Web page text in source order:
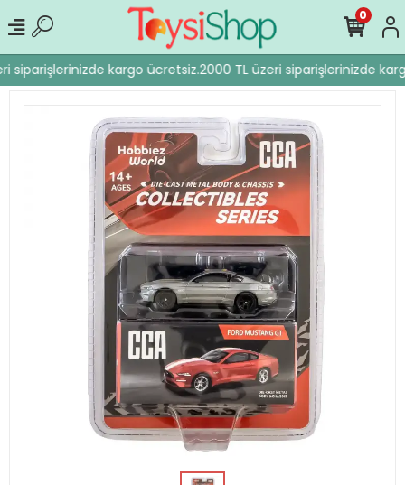
siparişlerinizde kargo ücretsiz.2000 TL üzeri siparişlerinizde
0